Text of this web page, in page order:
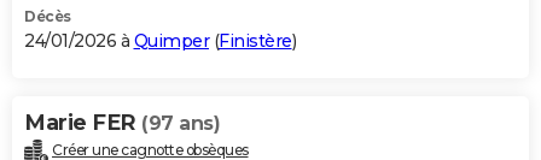
S'inscrire
Se connecter
Lycées
Collèges
Primaires
Universités
Entreprises
Service militaire
Avis de recherche
AVIS DE DÉCÈS
Bricolage
Lifestyle
Culture
Sport
Auto
Television
Voyage
Cinema
Décès
24/01/2026 à Quimper(Finistère)
Marie FER (97 ans)
Créer une cagnotte obsèques